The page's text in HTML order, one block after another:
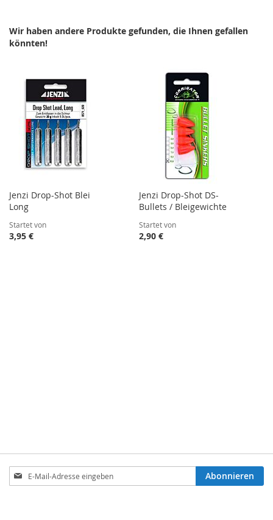
Wir haben andere Produkte gefunden, die Ihnen gefallen
könnten!
Jenzi Drop-Shot Blei
Long
Startet von
3,95 €
Jenzi Drop-Shot DS-
Bullets / Bleigewichte
Startet von
2,90 €
Anmeldung
zum
Abonnieren